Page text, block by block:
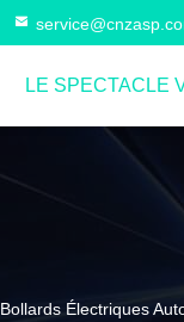
LE SPECTACLE
Bollards Électriques